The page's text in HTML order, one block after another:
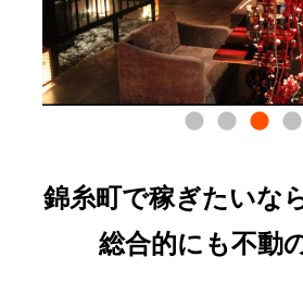
錦糸町で稼ぎたいな
総合的にも不動